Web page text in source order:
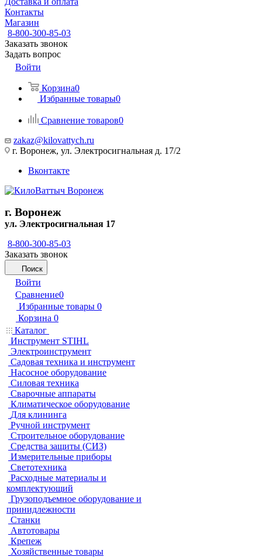
Контакты
Магазин
8-800-300-85-03
Заказать звонок
Задать вопрос
Войти
Корзина0
Избранные товары0
Сравнение товаров0
zakaz@kilovattych.ru
г. Воронеж, ул. Электросигнальная д. 17/2
Вконтакте
г. Воронеж
ул. Электросигнальная 17
8-800-300-85-03
Заказать звонок
Поиск
Войти
Сравнение0
Избранные товары 0
Корзина 0
Каталог
Инструмент STIHL
Электроинструмент
Садовая техника и инструмент
Насосное оборудование
Силовая техника
Сварочные аппараты
Климатическое оборудование
Для клининга
Ручной инструмент
Строительное оборудование
Средства защиты (СИЗ)
Измерительные приборы
Светотехника
Расходные материалы и
комплектующий
Грузоподъемное оборудование и
принидлежности
Станки
Автотовары
Крепеж
Хозяйственные товары